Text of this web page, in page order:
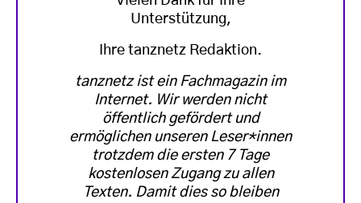
Unterstützung,
Ihre tanznetz Redaktion.
tanznetz ist ein Fachmagazin im
Internet. Wir werden nicht
öffentlich gefördert und
ermöglichen unseren Leser*innen
trotzdem die ersten 7 Tage
kostenlosen Zugang zu allen
Texten. Damit dies so bleiben